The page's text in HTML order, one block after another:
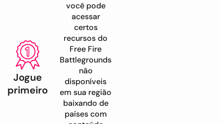
Jogue
primeiro
você pode
acessar
certos
recursos do
Free Fire
Battlegrounds
não
disponíveis
em sua região
baixando de
países com